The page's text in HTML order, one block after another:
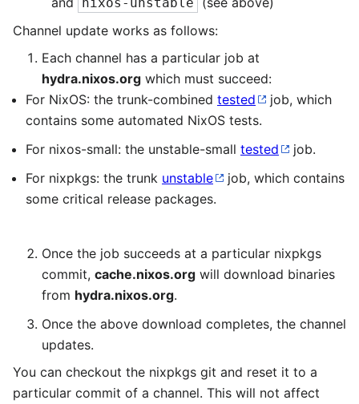
Channel update works as follows:
Each channel has a particular job at
hydra.nixos.org which must succeed:
For NixOS: the trunk-combined tested
job, which
contains some automated NixOS tests.
For nixos-small: the unstable-small tested
job.
For nixpkgs: the trunk unstable
job, which contains
some critical release packages.
Once the job succeeds at a particular nixpkgs
commit, cache.nixos.org will download binaries
from hydra.nixos.org.
Once the above download completes, the channel
updates.
You can checkout the nixpkgs git and reset it to a
particular commit of a channel. This will not affect